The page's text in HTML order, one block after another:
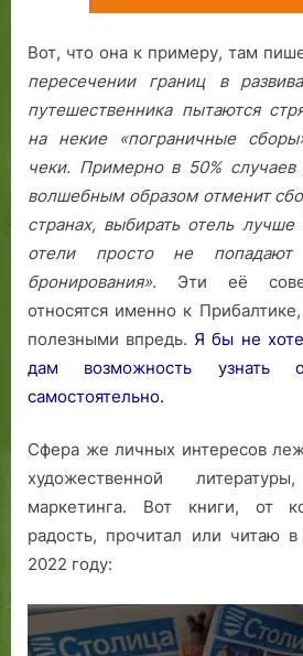
Вот, что она к примеру, там
пересечении границ в
путешественника пытаются
на некие «пограничные
чеки. Примерно в 50% случаев
волшебным образом отменит
странах, выбирать отель
отели просто не
бронирования». Эти её
относятся именно к
полезными впредь. Я бы не
дам возможность узнать
самостоятельно.
Сфера же личных интересов
художественной
маркетинга. Вот книги, от
радость, прочитал или читаю
2022 году: